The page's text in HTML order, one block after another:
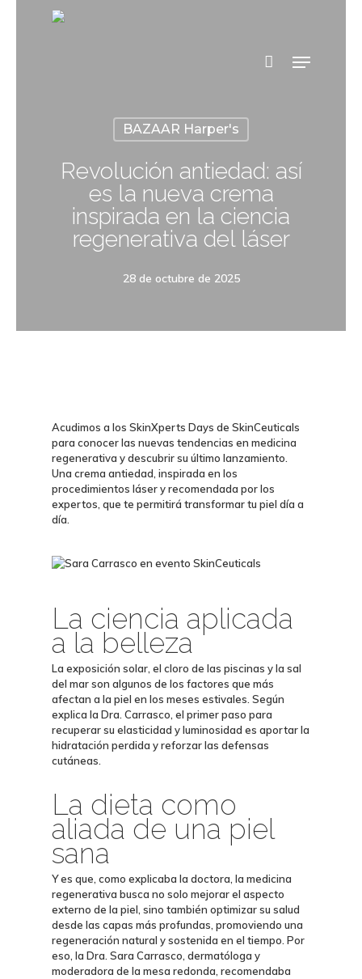
BAZAAR Harper's
Revolución antiedad: así
es la nueva crema
inspirada en la ciencia
regenerativa del láser
28 de octubre de 2025
Acudimos a los SkinXperts Days de SkinCeuticals
para conocer las nuevas tendencias en medicina
regenerativa y descubrir su último lanzamiento.
Una crema antiedad, inspirada en los
procedimientos láser y recomendada por los
expertos, que te permitirá transformar tu piel día a
día.
La ciencia aplicada
a la belleza
La exposición solar, el cloro de las piscinas y la sal
del mar son algunos de los factores que más
afectan a la piel en los meses estivales. Según
explica la Dra. Carrasco, el primer paso para
recuperar su elasticidad y luminosidad esaportar la
hidratación perdida y reforzar las defensas
cutáneas.
La dieta como
aliada de una piel
sana
Y es que, como explicaba la doctora, la medicina
regenerativa busca no solo mejorar el aspecto
externo de la piel, sino también optimizar su salud
desde las capas más profundas, promoviendo una
regeneración natural y sostenida en el tiempo. Por
eso, laDra.Sara Carrasco, dermatóloga y
moderadora de la mesa redonda,recomendaba